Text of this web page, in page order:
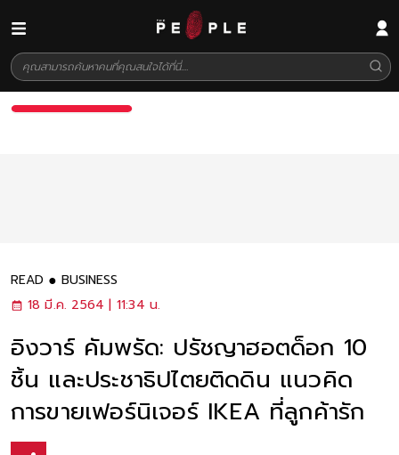
READ
BUSINESS
18 มี.ค. 2564 | 11:34 น.
อิงวาร์ คัมพรัด: ปรัชญาฮอตด็อก 10
ชิ้น และประชาธิปไตยติดดิน แนวคิด
การขายเฟอร์นิเจอร์ IKEA ที่ลูกค้ารัก